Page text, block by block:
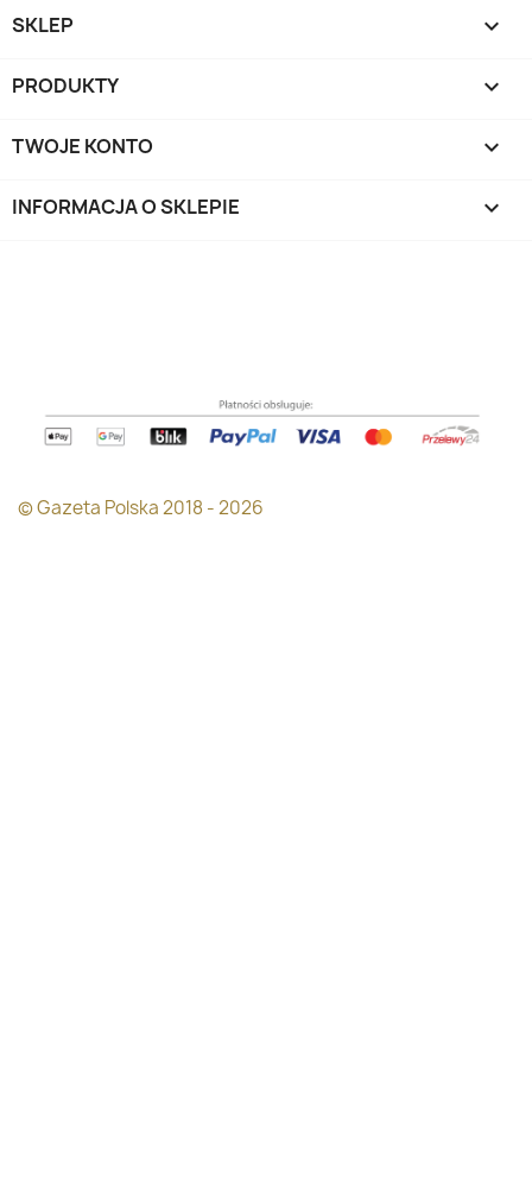
SKLEP 
PRODUKTY 
TWOJE KONTO 
INFORMACJA O SKLEPIE keyboard_arrow_down
© Gazeta Polska 2018 - 2026